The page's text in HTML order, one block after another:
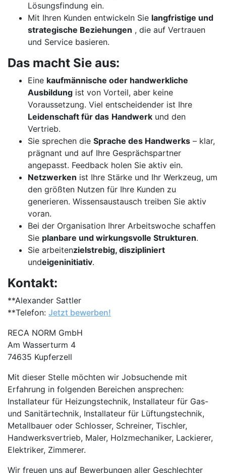
Lösungsfindung ein.
Mit Ihren Kunden entwickeln Sie langfristige und
strategische Beziehungen , die auf Vertrauen
und Service basieren.
Das macht Sie aus:
Eine kaufmännische oder handwerkliche
Ausbildung ist von Vorteil, aber keine
Voraussetzung. Viel entscheidender ist Ihre
Leidenschaft für das Handwerk und den
Vertrieb.
Sie sprechen die Sprache des Handwerks – klar,
prägnant und auf Ihre Gesprächspartner
angepasst. Feedback holen Sie aktiv ein.
Netzwerken ist Ihre Stärke und Ihr Werkzeug, um
den größten Nutzen für Ihre Kunden zu
generieren. Wissensaustausch treiben Sie aktiv
voran.
Bei der Organisation Ihrer Arbeitswoche schaffen
Sie planbare und wirkungsvolle Strukturen.
Sie arbeitenzielstrebig, diszipliniert
undeigeninitiativ.
Kontakt:
**Alexander Sattler
**Telefon: Jetzt bewerben!
RECA NORM GmbH
Am Wasserturm 4
74635 Kupferzell
Mit dieser Stelle möchten wir Jobsuchende mit
Erfahrung in folgenden Bereichen ansprechen:
Installateur für Heizungstechnik, Installateur für Gas-
und Sanitärtechnik, Installateur für Lüftungstechnik,
Metallbauer oder Schlosser, Schreiner, Tischler,
Handwerksvertrieb, Maler, Holzmechaniker, Lackierer,
Elektriker, Zimmerer.
Wir freuen uns auf Bewerbungen aller Geschlechter